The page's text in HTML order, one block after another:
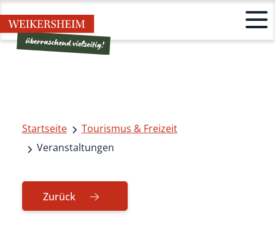
Startseite
Tourismus & Freizeit
Veranstaltungen
Zurück